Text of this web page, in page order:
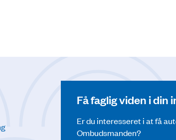
Få faglig viden i din
Er du interesseret i at få
Ombudsmanden?